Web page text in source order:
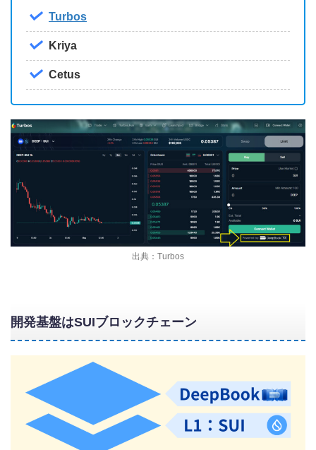
Turbos
Kriya
Cetus
出典：Turbos
開発基盤はSUIブロックチェーン